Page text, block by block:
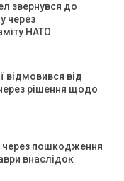
звернувся до
через
НАТО
відмовився від
рішення щодо
через пошкодження
внаслідок